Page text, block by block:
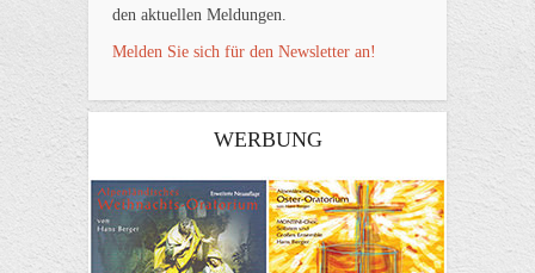
den aktuellen Meldungen.
Melden Sie sich für den Newsletter an!
WERBUNG